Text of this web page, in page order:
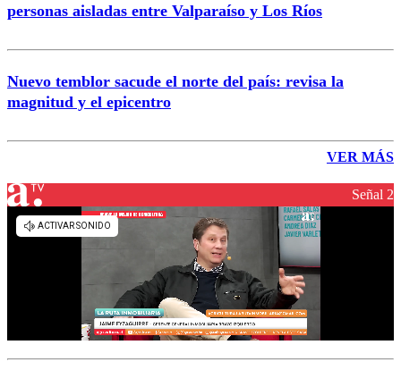
personas aisladas entre Valparaíso y Los Ríos
Nuevo temblor sacude el norte del país: revisa la
magnitud y el epicentro
VER MÁS
Señal 2